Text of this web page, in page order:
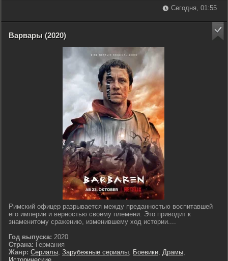
Сегодня, 01:55
Варвары (2020)
Римский офицер разрывается между преданностью воспитавшей
его империи и верностью своему племени. Это приводит к
знаменитому сражению, изменившему ход истории....
Год выпуска: 2020
Страна: Германия
Жанр: Сериалы, Зарубежные сериалы, Боевики, Драмы,